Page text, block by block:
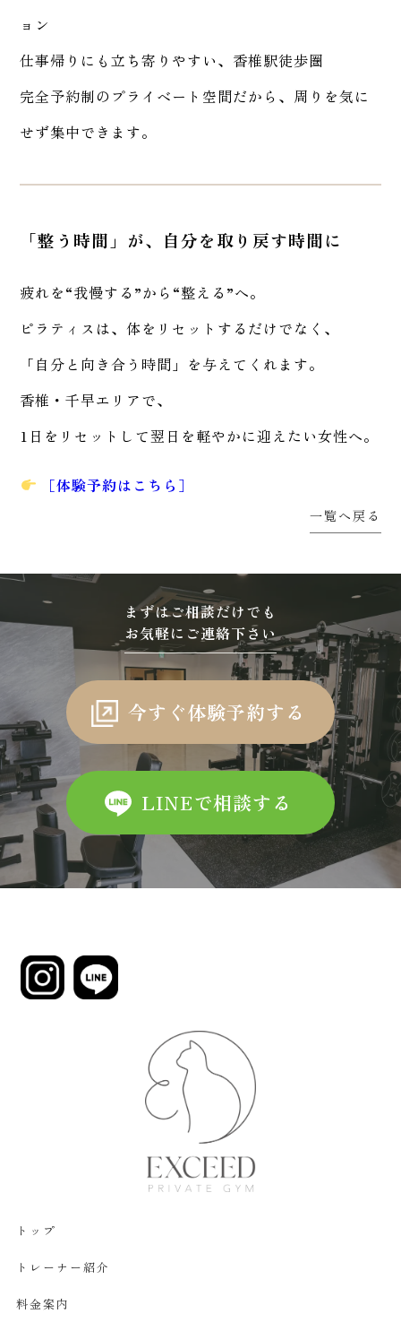
ョン
仕事帰りにも立ち寄りやすい、香椎駅徒歩圏
完全予約制のプライベート空間だから、周りを気に
せず集中できます。
「整う時間」が、自分を取り戻す時間に
疲れを“我慢する”から“整える”へ。
ピラティスは、体をリセットするだけでなく、
「自分と向き合う時間」を与えてくれます。
香椎・千早エリアで、
1日をリセットして翌日を軽やかに迎えたい女性へ。
［体験予約はこちら］
一覧へ戻る
まずはご相談だけでも
お気軽にご連絡下さい
今すぐ体験予約する
LINEで相談する
トップ
トレーナー紹介
料金案内